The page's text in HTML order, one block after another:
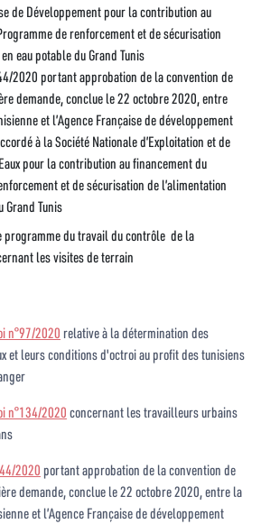
de Développement pour la contribution au
de renforcement et de sécurisation
eau potable du Grand Tunis
2020 portant approbation de la convention de
demande, conclue le 22 octobre 2020, entre
et l’Agence Française de développement
à la Société Nationale d’Exploitation et de
pour la contribution au financement du
et de sécurisation de l’alimentation
Grand Tunis
programme du travail du contrôle de la
les visites de terrain
n°97/2020relative à la détermination des
et leurs conditions d'octroi au profit des tunisiens
n°134/2020concernant les travailleurs urbains
2020portant approbation de la convention de
demande, conclue le 22 octobre 2020, entre la
et l’Agence Française de développement